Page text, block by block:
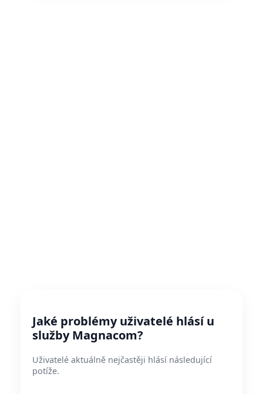
Jaké problémy uživatelé hlásí u
služby Magnacom?
Uživatelé aktuálně nejčastěji hlásí následující
potíže.